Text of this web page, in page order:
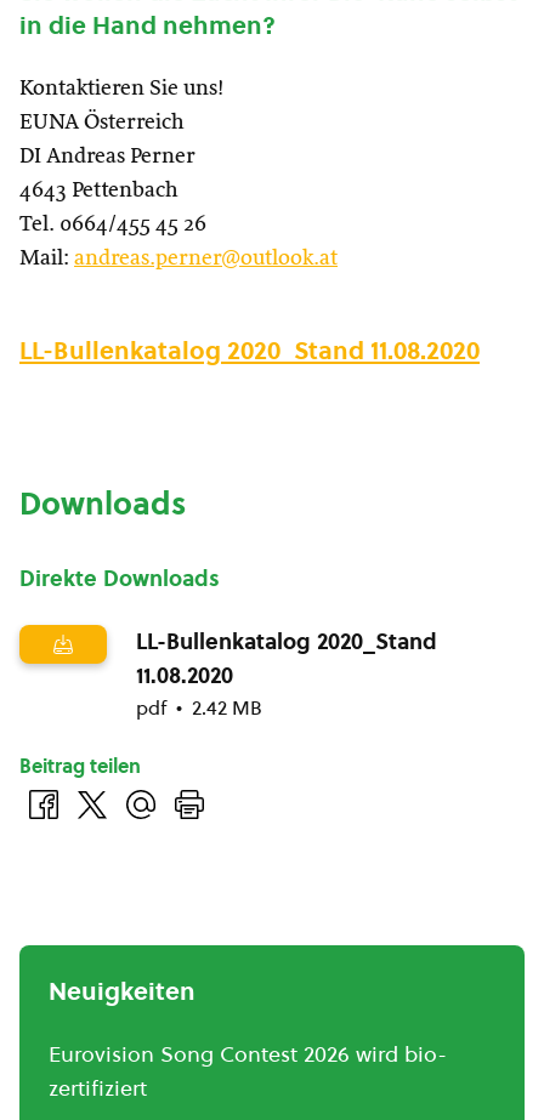
in die Hand nehmen?
Kontaktieren Sie uns!
EUNA Österreich
DI Andreas Perner
4643 Pettenbach
Tel. 0664/455 45 26
Mail: andreas.perner@outlook.at
LL-Bullenkatalog 2020_Stand 11.08.2020
Downloads
Direkte Downloads
LL-Bullenkatalog 2020_Stand
11.08.2020
pdf 2.42 MB
Beitrag teilen
Neuigkeiten
Eurovision Song Contest 2026 wird bio-
zertifiziert